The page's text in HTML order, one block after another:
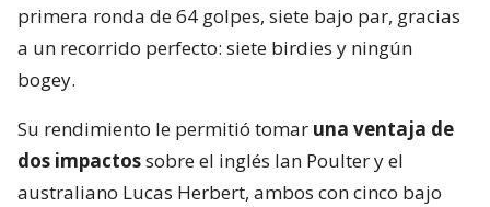
primera ronda de 64 golpes, siete bajo par, gracias
a un recorrido perfecto: siete birdies y ningún
bogey.
Su rendimiento le permitió tomar una ventaja de
dos impactossobre el inglés Ian Poulter y el
australiano Lucas Herbert, ambos con cinco bajo